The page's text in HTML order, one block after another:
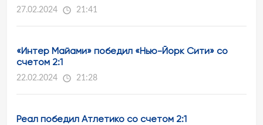
27.02.2024 21:41
«Интер Майами» победил «Нью-Йорк Сити» со
счетом 2:1
22.02.2024 21:28
Реал победил Атлетико со счетом 2:1